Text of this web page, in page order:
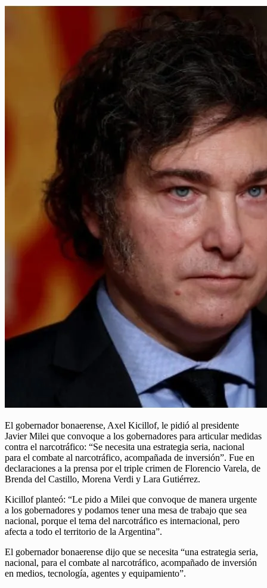
El gobernador bonaerense, Axel Kicillof, le pidió al presidente
Javier Milei que convoque a los gobernadores para articular medidas
contra el narcotráfico: “Se necesita una estrategia seria, nacional
para el combate al narcotráfico, acompañada de inversión”. Fue en
declaraciones a la prensa por el triple crimen de Florencio Varela, de
Brenda del Castillo, Morena Verdi y Lara Gutiérrez.
Kicillof planteó: “Le pido a Milei que convoque de manera urgente
a los gobernadores y podamos tener una mesa de trabajo que sea
nacional, porque el tema del narcotráfico es internacional, pero
afecta a todo el territorio de la Argentina”.
El gobernador bonaerense dijo que se necesita “una estrategia seria,
nacional, para el combate al narcotráfico, acompañado de inversión
en medios, tecnología, agentes y equipamiento”.